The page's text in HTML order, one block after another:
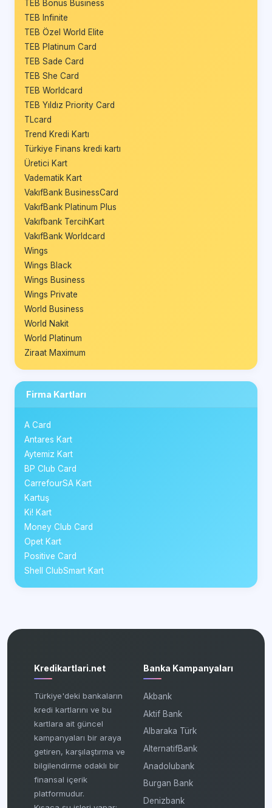
TEB Bonus Business
TEB Infinite
TEB Özel World Elite
TEB Platinum Card
TEB Sade Card
TEB She Card
TEB Worldcard
TEB Yıldız Priority Card
TLcard
Trend Kredi Kartı
Türkiye Finans kredi kartı
Üretici Kart
Vadematik Kart
VakıfBank BusinessCard
VakıfBank Platinum Plus
Vakıfbank TercihKart
VakıfBank Worldcard
Wings
Wings Black
Wings Business
Wings Private
World Business
World Nakit
World Platinum
Ziraat Maximum
Firma Kartları
A Card
Antares Kart
Aytemiz Kart
BP Club Card
CarrefourSA Kart
Kartuş
Ki! Kart
Money Club Card
Opet Kart
Positive Card
Shell ClubSmart Kart
Kredikartlari.net
Türkiye'deki bankaların
kredi kartlarını ve bu
kartlara ait güncel
kampanyaları bir araya
getiren, karşılaştırma ve
bilgilendirme odaklı bir
finansal içerik
platformudur.
Banka Kampanyaları
Akbank
Aktif Bank
Albaraka Türk
AlternatifBank
Anadolubank
Burgan Bank
Denizbank